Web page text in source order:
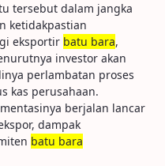
tersebut dalam jangka
ketidakpastian
eksportir batu bara,
investor akan
perlambatan proses
kas perusahaan.
berjalan lancar
dampak
batu bara